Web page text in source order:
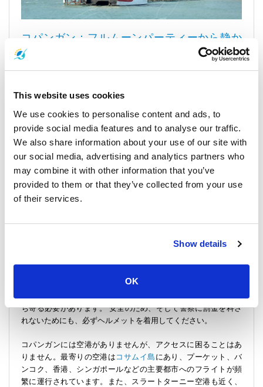
This website uses cookies
We use cookies to personalise content and ads, to
provide social media features and to analyse our traffic.
We also share information about your use of our site with
our social media, advertising and analytics partners who
may combine it with other information that you’ve
provided to them or that they’ve collected from your use
of their services.
Show details
OK
コパンガン：フルムーンパーティーから静か
な隠れ家まで
コサムイ島と有名なコタオ島の間に戦略的に位置しています。
コパンガンといえば、象徴的なフルムーンパーティーが思い浮
かびます。満月だけでなく、ブラックムーンやハーフムーンな
ど、夜空を彩る様々な月のフェスティバルが開催されます。特
に大晦日には、魅惑的なフルムーンパーティーが世界中から1万
人から3万人の旅行者を引き寄せ、彼らは皆、特別な体験を求め
て訪れます。
これらの月のフェスティバルはコパンガンの魅力の一部です
ーがない時には、島はその静寂な雰囲気を取り戻すことです。
クです。ただし、これらの車両は燃料が入っていない状態で貸
ち寄る必要があります。安全のため、そして警察に罰金を科さ
れないためにも、必ずヘルメットを着用してください。
コパンガンには空港がありませんが、アクセスに困ることはあ
りません。最寄りの空港は コサムイ島 にあり、プーケット、バ
ンコク、香港、シンガポールなどの主要都市へのフライトが頻
繁に運行されています。また、スラートターニー空港も近く、